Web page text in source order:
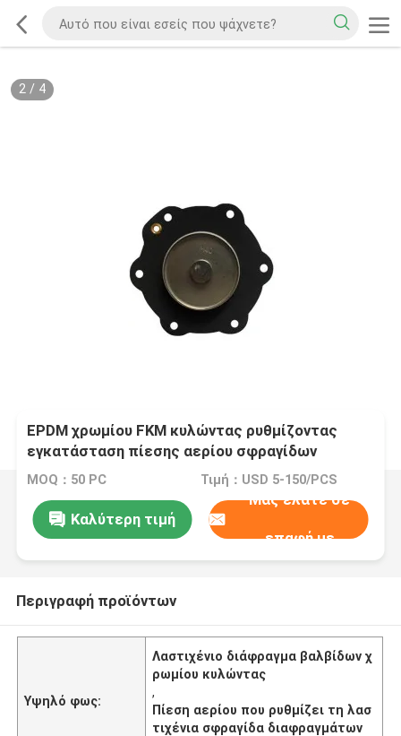
2/ 4
EPDM χρωμίου FKM κυλώντας ρυθμίζοντας
εγκατάσταση πίεσης αερίου σφραγίδων
διαφραγμάτων βαλβίδων λαστιχένια
MOQ：50 PC Τιμή：USD 5-150/PCS
Καλύτερη τιμή
Μας ελάτε σε
επαφή με
Περιγραφή προϊόντων
Υψηλό φως:
Λαστιχένιο διάφραγμα βαλβίδων χ
ρωμίου κυλώντας
,
Πίεση αερίου που ρυθμίζει τη λασ
τιχένια σφραγίδα διαφραγμάτων